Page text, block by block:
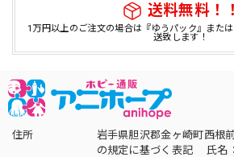
送料無料！！
1万円以上のご注文の場合は『ゆうパック』また
送致します！
住所
岩手県胆沢郡金ヶ崎町西
の規定に基づく表記 氏